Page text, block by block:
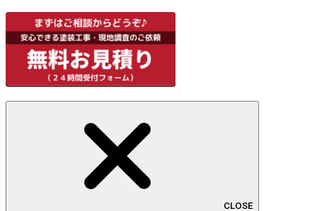
CLOSE